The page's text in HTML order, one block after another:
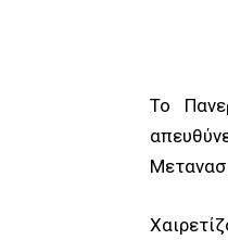
Το